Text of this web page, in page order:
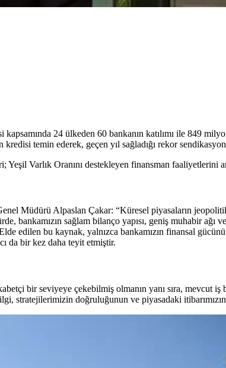
kapsamında 24 ülkeden 60 bankanın katılımı ile 849
temin ederek, geçen yıl sağladığı rekor
Varlık Oranını destekleyen finansman faaliyetlerini
Müdürü Alpaslan Çakar: “Küresel piyasaların
bankamızın sağlam bilanço yapısı, geniş muhabir ağı
edilen bu kaynak, yalnızca bankamızın finansal
da bir kez daha teyit etmiştir.
bir seviyeye çekebilmiş olmanın yanı sıra, mevcut
stratejilerimizin doğruluğunun ve piyasadaki